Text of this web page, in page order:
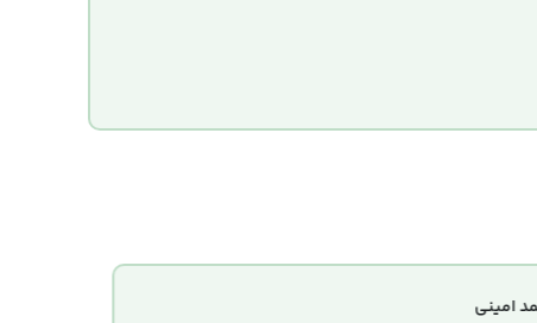
امینی